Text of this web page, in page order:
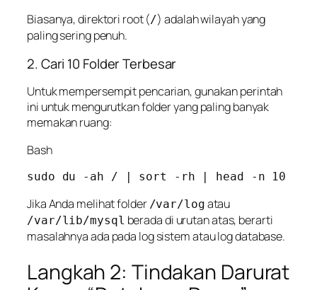
Biasanya, direktori root (/) adalah wilayah yang
paling sering penuh.
2. Cari 10 Folder Terbesar
Untuk mempersempit pencarian, gunakan perintah
ini untuk mengurutkan folder yang paling banyak
memakan ruang:
Bash
Jika Anda melihat folder /var/log atau
/var/lib/mysql berada di urutan atas, berarti
masalahnya ada pada log sistem atau log database.
Langkah 2: Tindakan Darurat